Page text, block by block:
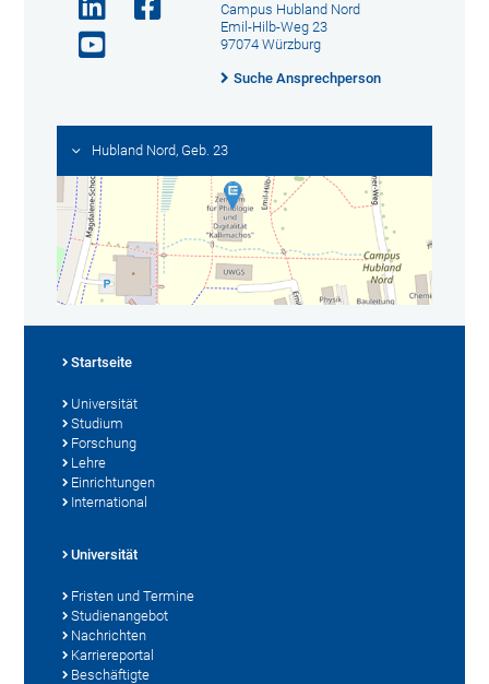
Campus Hubland Nord
Emil-Hilb-Weg 23
97074 Würzburg
Suche Ansprechperson
Hubland Nord, Geb. 23
Startseite
Universität
Studium
Forschung
Lehre
Einrichtungen
International
Universität
Fristen und Termine
Studienangebot
Nachrichten
Karriereportal
Beschäftigte